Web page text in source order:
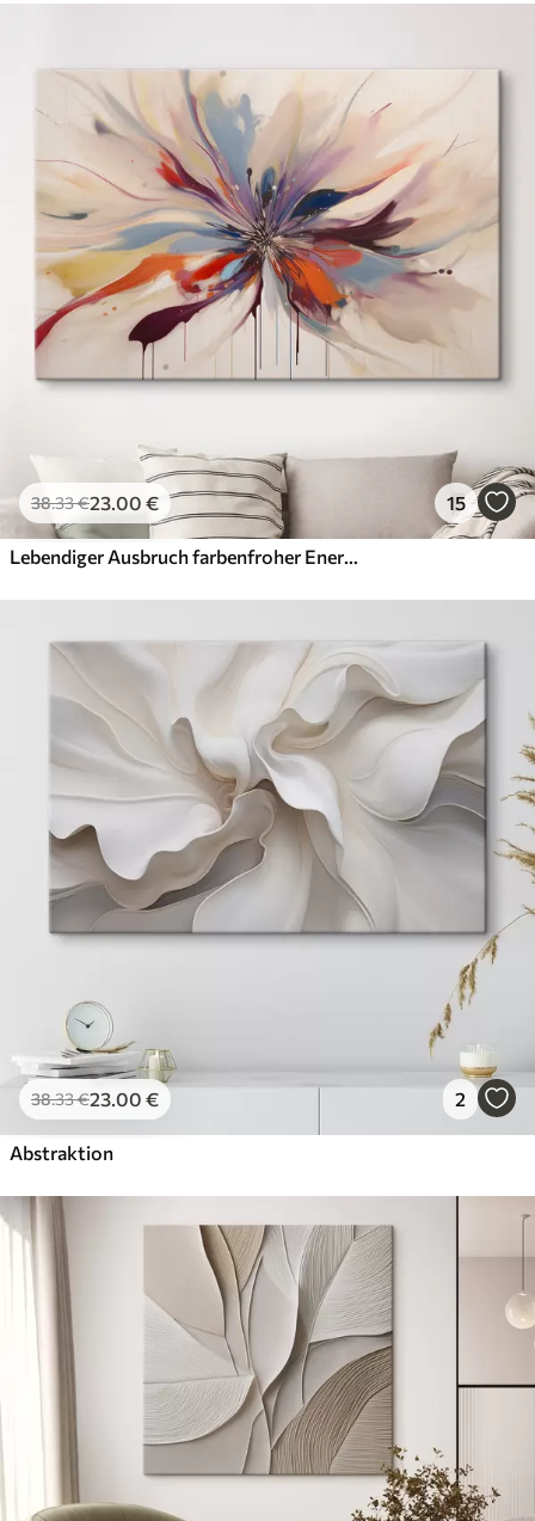
38.33€23.00 € 15
Lebendiger Ausbruch farbenfroher Energie
38.33€23.00 € 2
Abstraktion